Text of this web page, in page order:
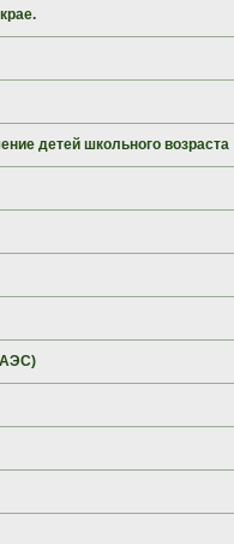
детей школьного возраста